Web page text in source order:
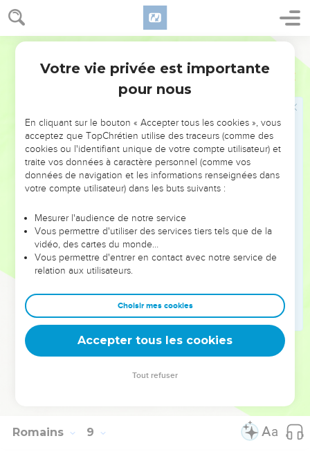
Romains 8
Que dirons-nous donc à l'égard de ces choses ? Si Dieu est
pour nous, qui sera contre nous ?
Lui, qui n'a point épargné son propre Fils, mais qui l'a livré
toutes choses avec lui ?
Qui accusera les élus de Dieu ? C'est Dieu qui justifie !
Qui les condamnera ? Christ est mort ; bien plus, il est
ressuscité, il est à la droite de Dieu, et il intercède pour
nous !
Qui nous séparera de l'amour de Christ ? Sera-ce la
tribulation, ou l'angoisse, ou la persécution, ou la faim, ou la
selon qu'il est écrit : C'est à cause de toi qu'on nous met à
mort tout le jour, Qu'on nous regarde comme des brebis
destinées à la boucherie.
37
vainqueurs par celui qui nous a aimés.
Car j'ai l'assurance que ni la mort ni la vie, ni les anges ni
les dominations, ni les choses présentes ni les choses à
venir,
ni les puissances, ni la hauteur, ni la profondeur, ni aucune
Romains 9
Votre vie privée est importante
pour nous
En cliquant sur le bouton « Accepter tous les cookies », vous
acceptez que TopChrétien utilise des traceurs (comme des
cookies ou l'identifiant unique de votre compte utilisateur) et
traite vos données à caractère personnel (comme vos
données de navigation et les informations renseignées dans
votre compte utilisateur) dans les buts suivants :
Mesurer l'audience de notre service
Vous permettre d'utiliser des services tiers tels que de la
vidéo, des cartes du monde…
Vous permettre d'entrer en contact avec notre service de
relation aux utilisateurs.
Choisir mes cookies
Accepter tous les cookies
Tout refuser